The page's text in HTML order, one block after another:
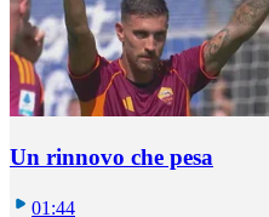
Un rinnovo che pesa
01:44